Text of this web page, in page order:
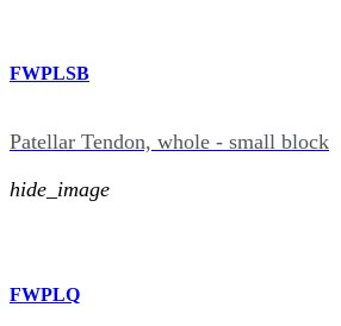
FWPLSB
Patellar Tendon, whole - small block
hide_image
FWPLQ